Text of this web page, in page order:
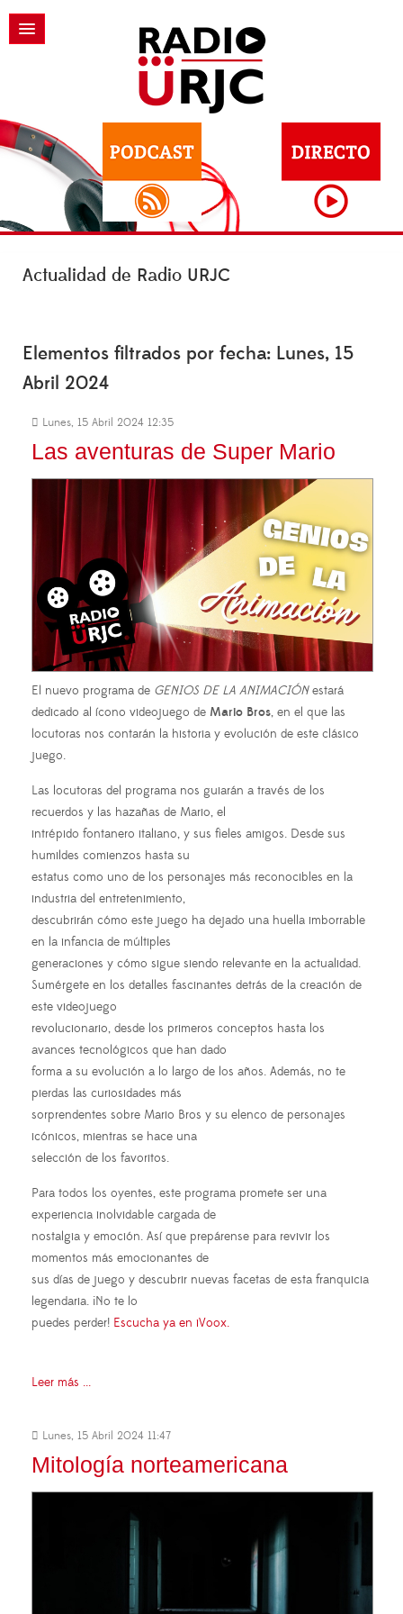
Actualidad de Radio URJC
Elementos filtrados por fecha: Lunes, 15
Abril 2024
Lunes, 15 Abril 2024 12:35
Las aventuras de Super Mario
El nuevo programa de GENIOS DE LA ANIMACIÓNestará
dedicado al ícono videojuego de Mario Bros, en el que las
locutoras nos contarán la historia y evolución de este clásico
juego.
Las locutoras del programa nos guiarán a través de los
recuerdos y las hazañas de Mario, el
intrépido fontanero italiano, y sus fieles amigos. Desde sus
humildes comienzos hasta su
estatus como uno de los personajes más reconocibles en la
industria del entretenimiento,
descubrirán cómo este juego ha dejado una huella imborrable
en la infancia de múltiples
generaciones y cómo sigue siendo relevante en la actualidad.
Sumérgete en los detalles fascinantes detrás de la creación de
este videojuego
revolucionario, desde los primeros conceptos hasta los
avances tecnológicos que han dado
forma a su evolución a lo largo de los años. Además, no te
pierdas las curiosidades más
sorprendentes sobre Mario Bros y su elenco de personajes
icónicos, mientras se hace una
selección de los favoritos.
Para todos los oyentes, este programa promete ser una
experiencia inolvidable cargada de
nostalgia y emoción. Así que prepárense para revivir los
momentos más emocionantes de
sus días de juego y descubrir nuevas facetas de esta franquicia
legendaria. ¡No te lo
puedes perder! Escucha ya en iVoox.
Leer más ...
Lunes, 15 Abril 2024 11:47
Mitología norteamericana